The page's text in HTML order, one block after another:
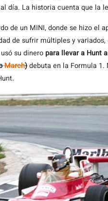
día. La historia cuenta que la
de un MINI, donde se hizo el
de sufrir múltiples y
su dinero para llevar a Hunt
March)debuta en la Formula